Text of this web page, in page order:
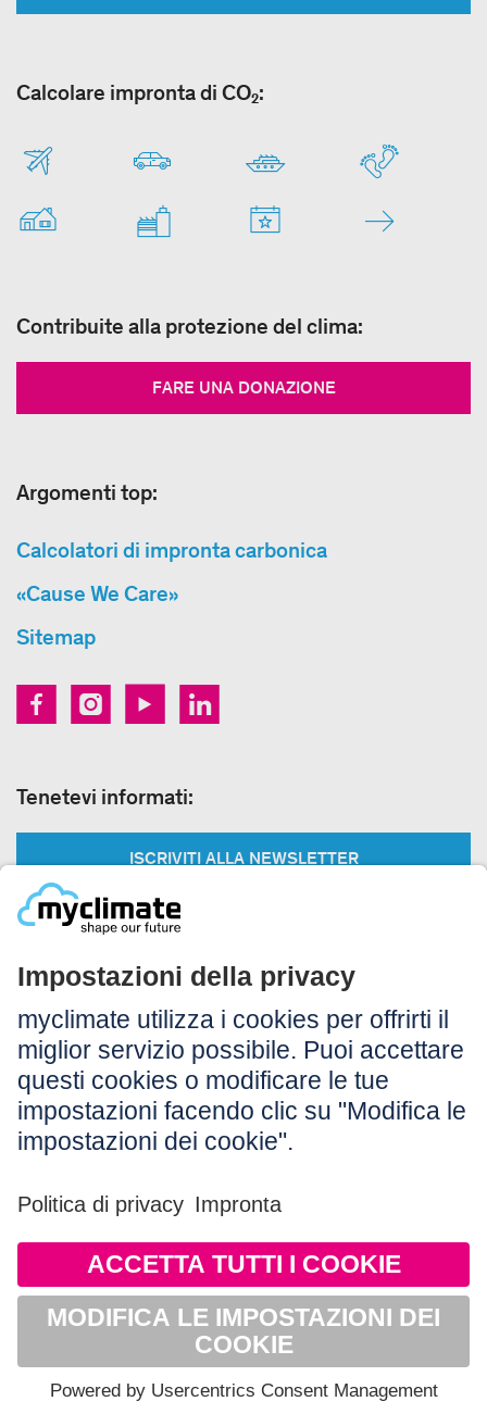
Calcolare impronta di CO₂:
Contribuite alla protezione del clima:
FARE UNA DONAZIONE
Argomenti top:
Calcolatori di impronta carbonica
«Cause We Care»
Sitemap
Tenetevi informati:
ISCRIVITI ALLA NEWSLETTER
Legale:
Colophon
Avvertenza
CG
Protezione dei dati
Accessibilità